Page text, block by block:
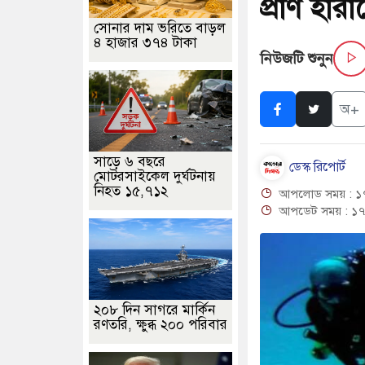
জনপ্রিয় ভারতীয় সাংবাদিক ময়ূখ রঞ্জন ঘোষ ভুল তথ্যে শোন
সৌরবিদ্যুৎসহ
ছাত্রদল ও ছাত্রলীগের আচরণ ইসরায়েলের মতো: সাদিক আল-আকসা
ঢলে ফুঁসে উঠেছে তিস্তা ইমরান খানের মুক্তির দাবিতে পাকিস্তানজুড়ে
ক্ষেপণাস্ত্র ইউনিট মোতায়েন করা হয়েছে: কিয়েভ
প্রাণ
নিউজটি শুনুন
অ+
ডেস্ক রিপোর্ট
আপলোড সময় :
আপডেট সময় :
সোনার দাম ভরিতে বাড়ল
৪ হাজার ৩৭৪ টাকা
সাড়ে ৬ বছরে
মোটরসাইকেল দুর্ঘটনায়
নিহত ১৫,৭১২
২০৮ দিন সাগরে মার্কিন
রণতরি, ক্ষুব্ধ ২০০ পরিবার